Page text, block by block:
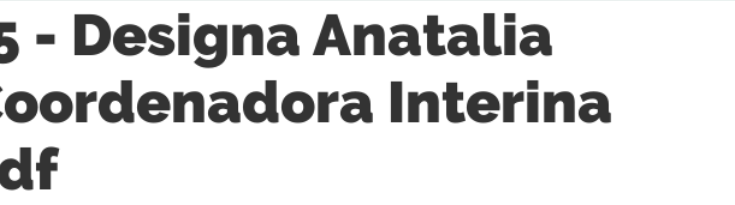
- Designa Anatalia
Interina